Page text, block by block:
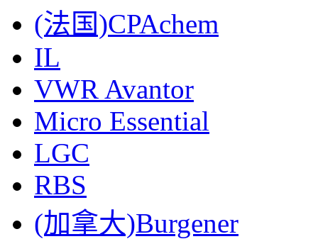
(法国)CPAchem
IL
VWR Avantor
Micro Essential
LGC
RBS
(加拿大)Burgener